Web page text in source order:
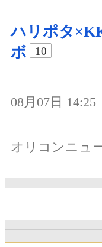
ハリポタ
ボ
10
08月07日 14:25
オリコンニュ